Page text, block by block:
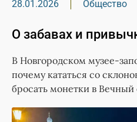
28.01.2026 Общество
О забавах и
В Новгородском музее-
почему кататься со
бросать монетки в Вечный